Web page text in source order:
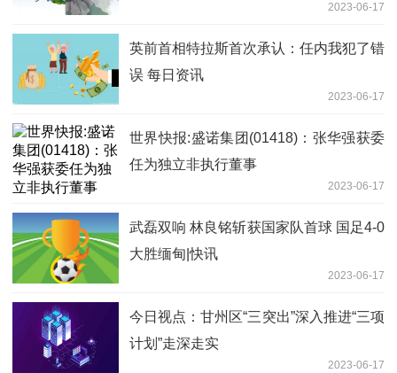
2023-06-17
英前首相特拉斯首次承认：任内我犯了错
误 每日资讯
2023-06-17
世界快报:盛诺集团(01418)：张华强获委
任为独立非执行董事
2023-06-17
武磊双响 林良铭斩获国家队首球 国足4-0
大胜缅甸|快讯
2023-06-17
今日视点：甘州区“三突出”深入推进“三项
计划”走深走实
2023-06-17